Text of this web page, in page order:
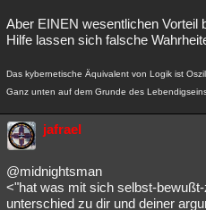
Aber EINEN wesentlichen Vorteil
Hilfe lassen sich falsche
Das kybernetische Äquivalent von Logik ist
Ganz unten auf dem Grunde des
jafrael
@midnightsman
<"hat was mit sich selbst-
unterschied zu dir und deiner